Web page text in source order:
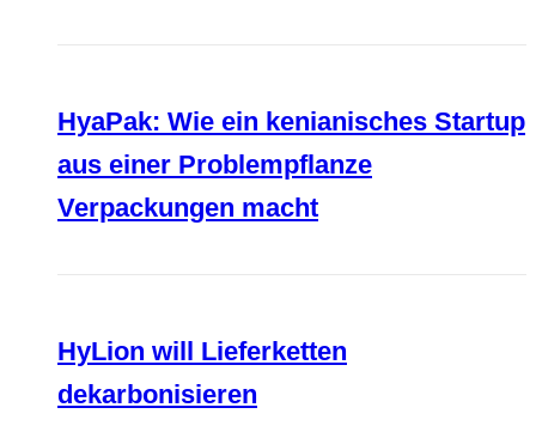
HyaPak: Wie ein kenianisches Startup
aus einer Problempflanze
Verpackungen macht
HyLion will Lieferketten
dekarbonisieren